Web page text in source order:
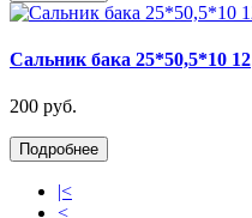
Сальник бака 25*50,5*10 12
200 руб.
Подробнее
|<
<